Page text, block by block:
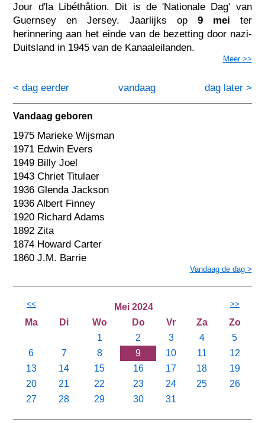
Jour d'la Libéthâtion. Dit is de 'Nationale Dag' van
Guernsey en Jersey. Jaarlijks op 9 mei ter
herinnering aan het einde van de bezetting door nazi-
Duitsland in 1945 van de Kanaaleilanden.
Meer >>
< dag eerder dag later >
vandaag
Vandaag geboren
1975 Marieke Wijsman
1971 Edwin Evers
1949 Billy Joel
1943 Chriet Titulaer
1936 Glenda Jackson
1936 Albert Finney
1920 Richard Adams
1892 Zita
1874 Howard Carter
1860 J.M. Barrie
Vandaag de dag >
<< Mei 2024 >>
Ma Di Wo Do Vr Za
Zo
1
2 3 4
5
6
7 8 9 10 11
12
13
14 15 16 17 18
19
20
21 22 23 24 25
26
27
28 29 30 31